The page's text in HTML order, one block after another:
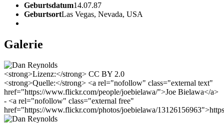
Geburtsdatum14.07.87
GeburtsortLas Vegas, Nevada, USA
Galerie
<strong>Lizenz:</strong> CC BY 2.0
<strong>Quelle:</strong> <a rel="nofollow" class="external text"
href="https://www.flickr.com/people/joebielawa/">Joe Bielawa</a>
- <a rel="nofollow" class="external free"
href="https://www.flickr.com/photos/joebielawa/